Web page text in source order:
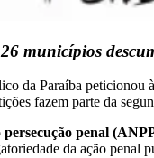
municípios
da Paraíba peticionou
fazem parte da
persecução penal
da ação penal